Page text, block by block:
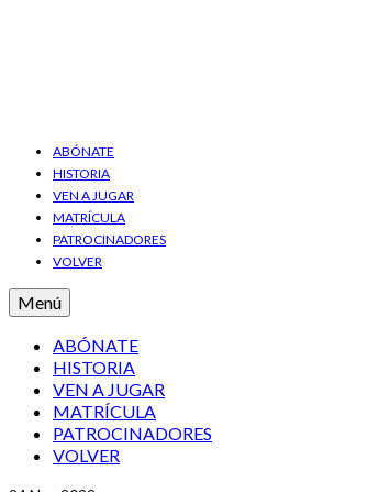
ABÓNATE
HISTORIA
VEN A JUGAR
MATRÍCULA
PATROCINADORES
VOLVER
Menú
ABÓNATE
HISTORIA
VEN A JUGAR
MATRÍCULA
PATROCINADORES
VOLVER